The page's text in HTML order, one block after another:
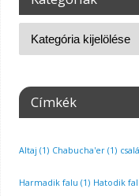
Címkék
Altaj (1) Chabucha'er(1)
Harmadik falu (1) Hatodik